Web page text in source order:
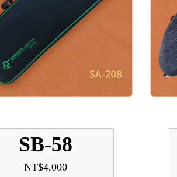
SB-58
NT$4,000